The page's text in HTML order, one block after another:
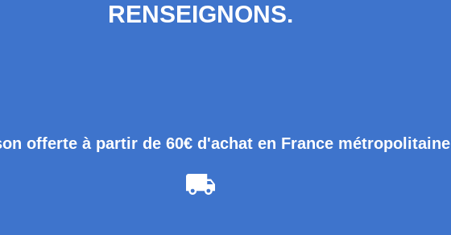
RENSEIGNONS.
offerte à partir de 60€ d'achat en France métropolitaine